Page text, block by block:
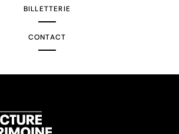
BILLETTERIE
CONTACT